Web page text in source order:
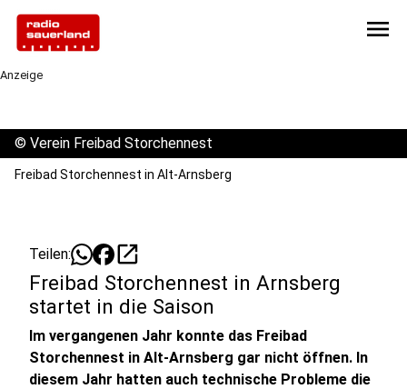
menu
Anzeige
© Verein Freibad Storchennest
Freibad Storchennest in Alt-Arnsberg
Teilen: open_in_new
Freibad Storchennest in Arnsberg
startet in die Saison
Im vergangenen Jahr konnte das Freibad
Storchennest in Alt-Arnsberg gar nicht öffnen. In
diesem Jahr hatten auch technische Probleme die